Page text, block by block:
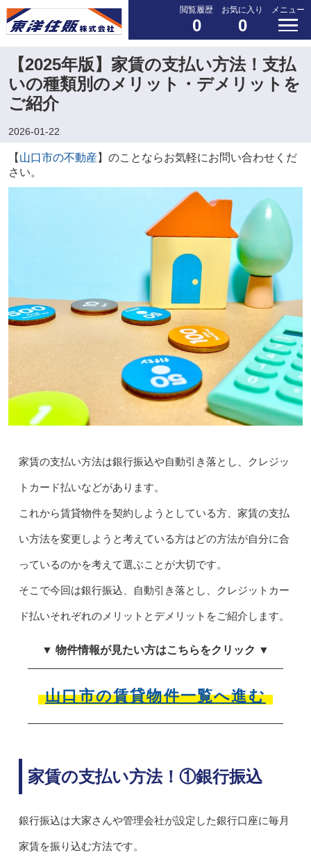
閲覧履歴
0
お気に入り
0
メニュー
【2025年版】家賃の支払い方法！支払
いの種類別のメリット・デメリットを
ご紹介
2026-01-22
【 山口市の不動産】のことならお気軽にお問い合わせくだ
さい。
家賃の支払い方法は銀行振込や自動引き落とし、クレジッ
トカード払いなどがあります。
これから賃貸物件を契約しようとしている方、家賃の支払
い方法を変更しようと考えている方はどの方法が自分に合
っているのかを考えて選ぶことが大切です。
そこで今回は銀行振込、自動引き落とし、クレジットカー
ド払いそれぞれのメリットとデメリットをご紹介します。
▼ 物件情報が見たい方はこちらをクリック ▼
山口市の賃貸物件一覧へ進む
家賃の支払い方法！①銀行振込
銀行振込は大家さんや管理会社が設定した銀行口座に毎月
家賃を振り込む方法です。